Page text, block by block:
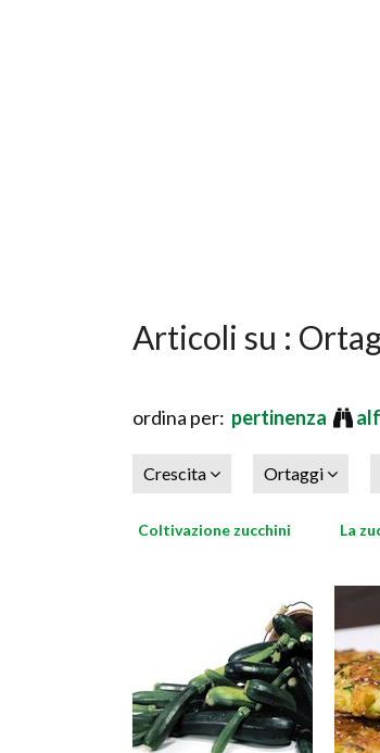
Articoli su :
ordina per: pertinenza
Crescita Ortaggi
Coltivazione zucchini La